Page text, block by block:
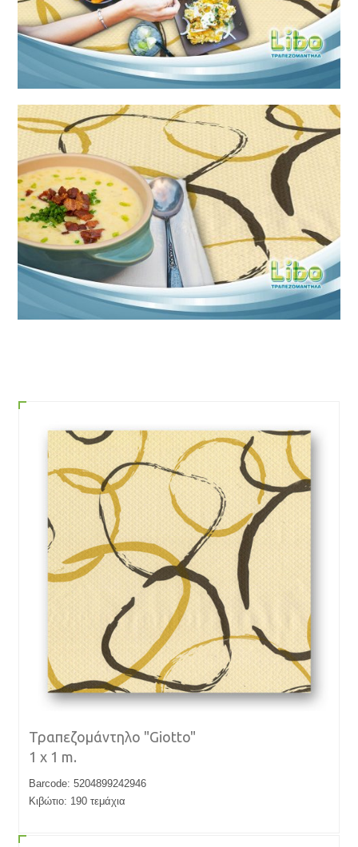
Τραπεζομάντηλο "Giotto"
1 x 1 m.
Barcode: 5204899242946
Κιβώτιο: 190 τεμάχια